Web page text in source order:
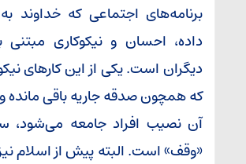
برنامه‌های اجتماعی که خداوند
داده، احسان و نیکوکاری
دیگران است. یکی از این کارهای
که همچون صدقه جاریه باقی مانده و
آن نصیب افراد جامعه
«وقف» است. البته پیش از اسلام